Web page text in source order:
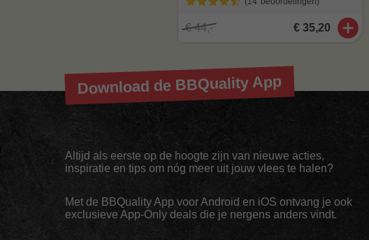
€ 44,- € 35,20
Download de BBQuality App
Altijd als eerste op de hoogte zijn van nieuwe acties,
inspiratie en tips om nóg meer uit jouw vlees te halen?
Met de BBQuality App voor Android en iOS ontvang je ook
exclusieve App-Only deals die je nergens anders vindt.